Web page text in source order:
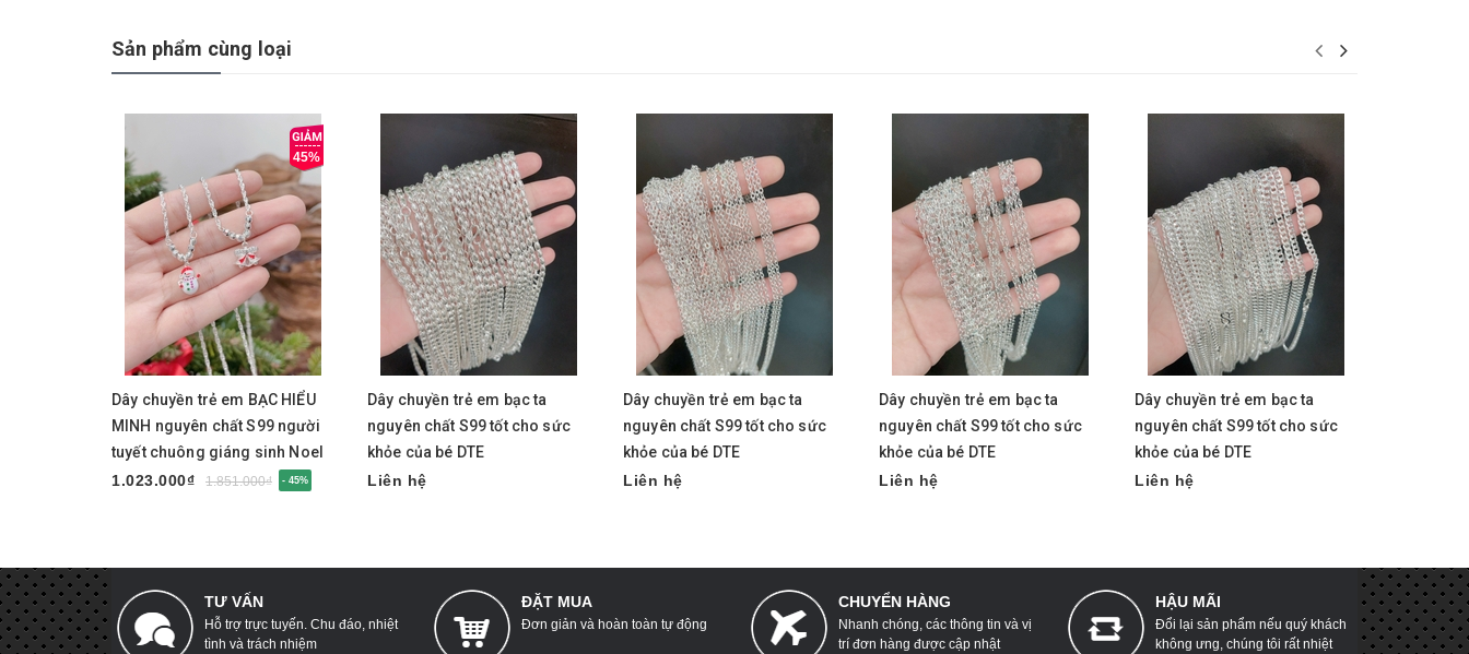
Sản phẩm cùng loại
45%
Dây chuyền trẻ em BẠC HIỂU
MINH nguyên chất S99 người
tuyết chuông giáng sinh Noel
DTE086
1.023.000₫ 1.851.000₫ - 45%
Chọn sản phẩm
Dây chuyền trẻ em bạc ta
nguyên chất S99 tốt cho sức
khỏe của bé DTE
Liên hệ
Dây chuyền trẻ em bạc ta
nguyên chất S99 tốt cho sức
khỏe của bé DTE
Liên hệ
Dây chuyền trẻ em bạc ta
nguyên chất S99 tốt cho sức
khỏe của bé DTE
Liên hệ
Dây chuyền trẻ em bạc ta
nguyên chất S99 tốt cho sức
khỏe của bé DTE
Liên hệ
TƯ VẤN
Hỗ trợ trực tuyến. Chu đáo, nhiệt
tình và trách nhiệm
ĐẶT MUA
Đơn giản và hoàn toàn tự động
CHUYỂN HÀNG
Nhanh chóng, các thông tin và vị
trí đơn hàng được cập nhật
HẬU MÃI
Đổi lại sản phẩm nếu quý khách
không ưng, chúng tôi rất nhiệt